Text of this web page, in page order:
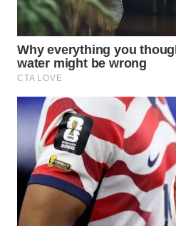
WN
MADURA
WN
SURABAYA
WN
NATUNA
WN
BINTAN